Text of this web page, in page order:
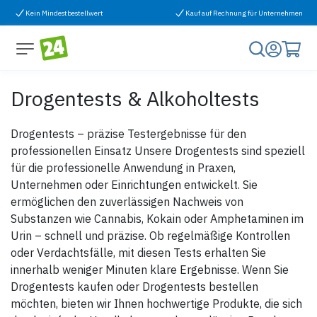
Zum Inhalt springen
Kein Mindestbestellwert Kauf auf Rechnung für Unternehmen
Drogentests & Alkoholtests
Drogentests – präzise Testergebnisse für den
professionellen Einsatz Unsere Drogentests sind speziell
für die professionelle Anwendung in Praxen,
Unternehmen oder Einrichtungen entwickelt. Sie
ermöglichen den zuverlässigen Nachweis von
Substanzen wie Cannabis, Kokain oder Amphetaminen im
Urin – schnell und präzise. Ob regelmäßige Kontrollen
oder Verdachtsfälle, mit diesen Tests erhalten Sie
innerhalb weniger Minuten klare Ergebnisse. Wenn Sie
Drogentests kaufen oder Drogentests bestellen
möchten, bieten wir Ihnen hochwertige Produkte, die sich